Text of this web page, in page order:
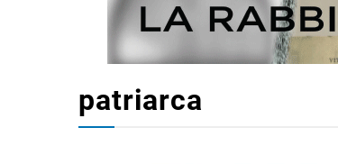
patriarca